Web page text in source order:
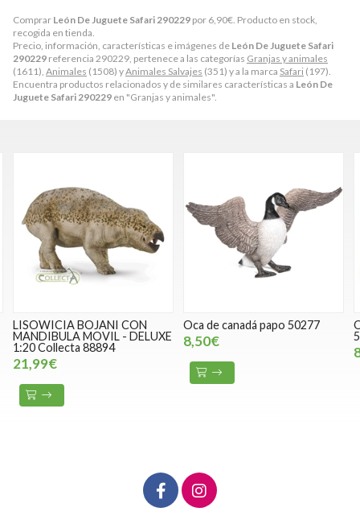
Comprar León De Juguete Safari 290229 por 6,90€ . Producto en stock,
recogida en tienda.
Precio, información, características e imágenes de León De Juguete Safari
290229 referencia 290229, pertenece a las categorías Granjas y animales
(1611), Animales (1508) yAnimales Salvajes (351) y a la marca Safari (197).
Encuentra productos relacionados y de similares características a León De
Juguete Safari 290229 en "Granjas y animales".
LISOWICIA BOJANI CON
MANDIBULA MOVIL - DELUXE
1:20 Collecta 88894
21,99€
Oca de canadá papo 50277
8,50€